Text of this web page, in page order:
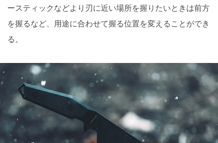
ースティックなどより刃に近い場所を握りたいときは前方
を握るなど、用途に合わせて握る位置を変えることができ
る。